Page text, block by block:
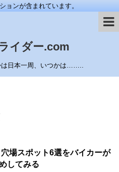
ョンが含まれています。
イダー.com
は日本一周、いつかは……..
穴場スポット6選をバイカーが
してみる